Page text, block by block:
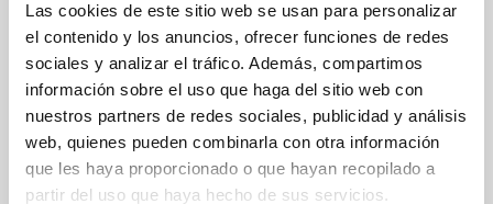
Las cookies de este sitio web se usan para personalizar
el contenido y los anuncios, ofrecer funciones de redes
sociales y analizar el tráfico. Además, compartimos
información sobre el uso que haga del sitio web con
nuestros partners de redes sociales, publicidad y análisis
web, quienes pueden combinarla con otra información
que les haya proporcionado o que hayan recopilado a
partir del uso que haya hecho de sus servicios.
EMPUÑADURA EN CRUZ A DIN6335 M06X50,
D1=32H=21, FORMA:L, ACERO INOXIDABLE TRATADO
CON CHORRO, COMP:ACERO INOXIDABLE
DIÁMETRO EXTERIOR=32 ALTURA=21
ROSCA=M6
LONGITUD DE LA ROSCA=50
FORMA=L
SUPERFICIE CUERPO DE BASE=TRATADO CON CHORRO D2=12
H3=10